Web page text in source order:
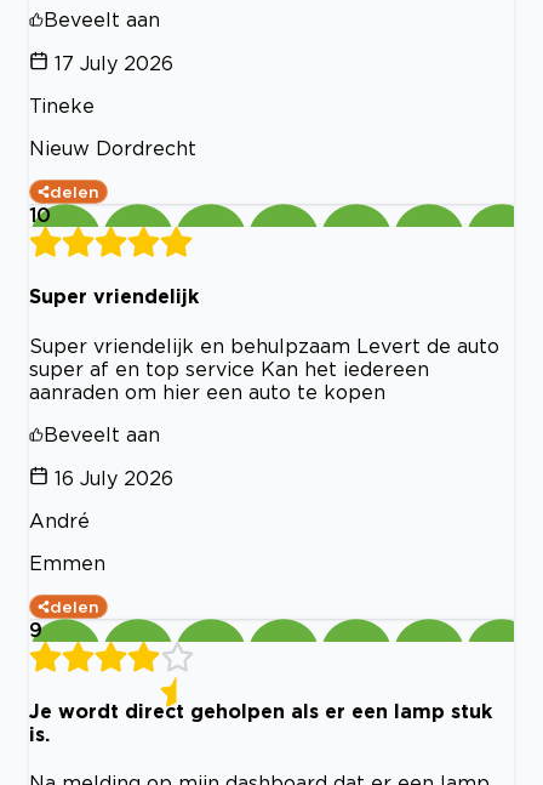
Beveelt aan
17 July 2026
Tineke
Nieuw Dordrecht
delen
10
Super vriendelijk
Super vriendelijk en behulpzaam Levert de auto
super af en top service Kan het iedereen
aanraden om hier een auto te kopen
Beveelt aan
16 July 2026
André
Emmen
delen
9
Je wordt direct geholpen als er een lamp stuk
is.